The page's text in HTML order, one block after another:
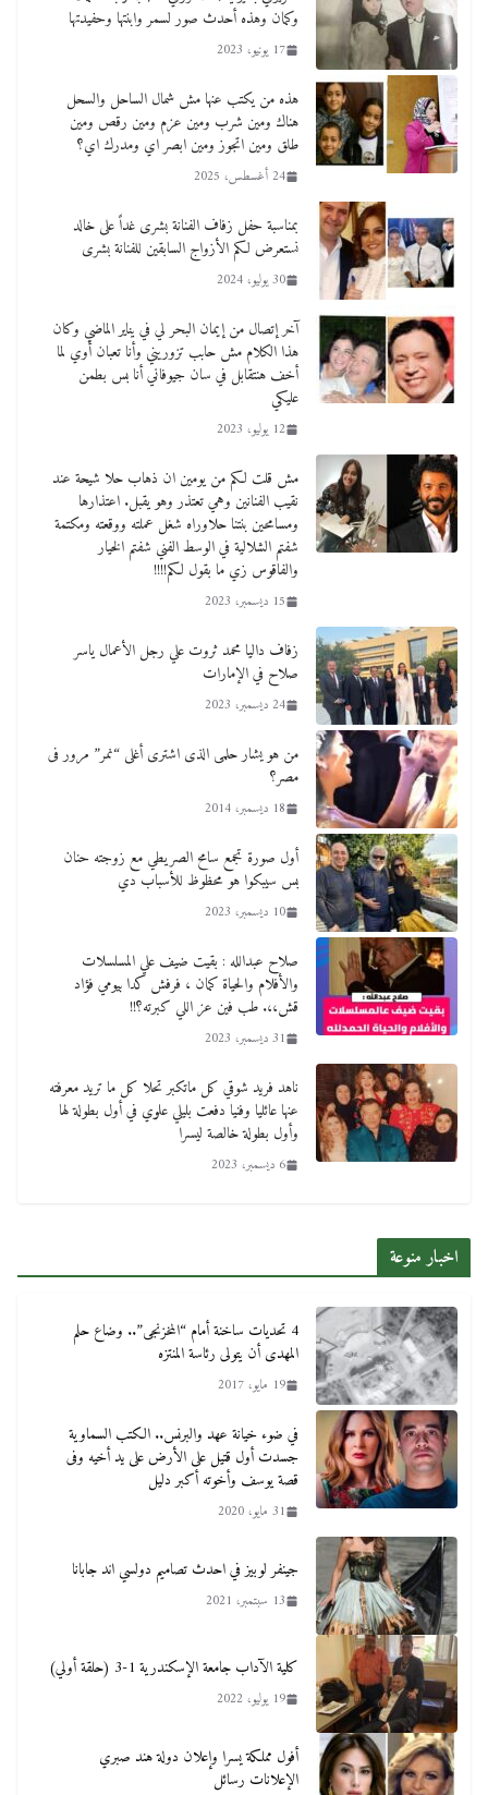
وكمان وهذه أحدث صور لسمر وابنتها وحفيدتها
17 يونيو، 2023
هذه من يكتب عنها مش شمال الساحل والسحل
هناك ومين شرب ومين عزم ومين رقص ومين
طلق ومين اتجوز ومين ابصر اي ومدرك اي؟
24 أغسطس، 2025
بمناسبة حفل زفاف الفنانة بشرى غداً على خالد
نستعرض لكم الأزواج السابقين للفنانة بشرى
30 يوليو، 2024
آخر إتصال من إيمان البحر لي في يناير الماضي وكان
هذا الكلام مش حابب تزوريني وأنا تعبان أوي لما
أخف هنتقابل في سان جيوفاني أنا بس بطمن
عليكي
12 يوليو، 2023
مش قلت لكم من يومين ان ذهاب حلا شيحة عند
نقيب الفنانين وهي تعتذر وهو يقبل. اعتذارها
ومسامحين بنتنا حلاوراه شغل عملته ووقعته ومكتمة
شفتم الشلالية في الوسط الفني شفتم الخيار
والفاقوس زي ما بقول لكم!!!!
15 ديسمبر، 2023
زفاف داليا محمد ثروت علي رجل الأعمال ياسر
صلاح في الإمارات
24 ديسمبر، 2023
من هو يشار حلمى الذى اشترى أغلى “نمر” مرور فى
مصر؟
18 ديسمبر، 2014
أول صورة تجمع سامح الصريطي مع زوجته حنان
بس سيبكوا هو محظوظ للأسباب دي
10 ديسمبر، 2023
صلاح عبدالله : بقيت ضيف علي المسلسلات
والأفلام والحياة كمان ، فرفش كدا بيومي فؤاد
قش،،. طب فين عز اللي كبرته؟!!
31 ديسمبر، 2023
ناهد فريد شوقي كل ماتكبر تحلا كل ما تريد معرفته
عنها عائليا وفنيا دفعت بليلي علوي في أول بطولة لها
وأول بطولة خالصة ليسرا
6 ديسمبر، 2023
اخبار منوعة
4 تحديات ساخنة أمام “المخزنجى”.. وضاع حلم
المهدى أن يتولى رئاسة المنتزه
19 مايو، 2017
في ضوء خيانة عهد والبرنس.. الكتب السماوية
جسدت أول قتيل على الأرض على يد أخيه وفى
قصة يوسف وأخوته أكبر دليل
31 مايو، 2020
جينفر لوبيز في احدث تصاميم دولسي اند جابانا
13 سبتمبر، 2021
كلية الآداب جامعة الإسكندرية 1-3 (حلقة أولي)
19 يوليو، 2022
أفول مملكة يسرا وإعلان دولة هند صبري
الإعلانات رسائل